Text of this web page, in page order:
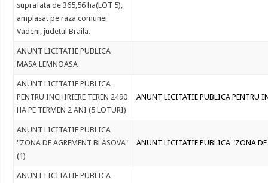
suprafata de 365,56 ha(LOT 5),
amplasat pe raza comunei
Vadeni, judetul Braila.
ANUNT LICITATIE PUBLICA
MASA LEMNOASA
ANUNT LICITATIE PUBLICA
PENTRU INCHIRIERE TEREN 2490
HA PE TERMEN 2 ANI (5 LOTURI)
ANUNT LICITATIE PUBLICA PENTRU
ANUNT LICITATIE PUBLICA
"ZONA DE AGREMENT BLASOVA"
(1)
ANUNT LICITATIE PUBLICA "ZONA DE
ANUNT LICITATIE PUBLICA